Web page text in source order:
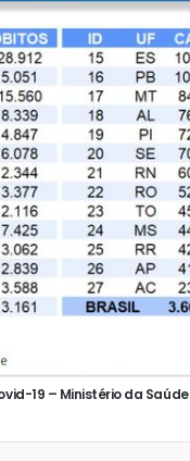
19 – Ministério da Saúde